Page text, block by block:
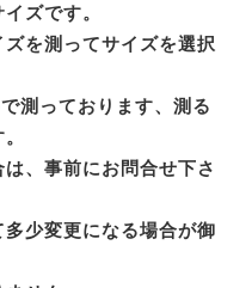
ズです。
を測ってサイズを選択
測っております、測る
、事前にお問合せ下さ
少変更になる場合が御